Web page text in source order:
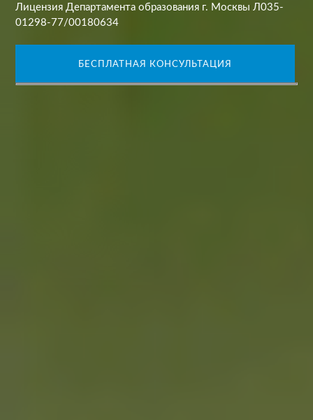
Лицензия Департамента образования г. Москвы Л035-
01298-77/00180634
БЕСПЛАТНАЯ КОНСУЛЬТАЦИЯ